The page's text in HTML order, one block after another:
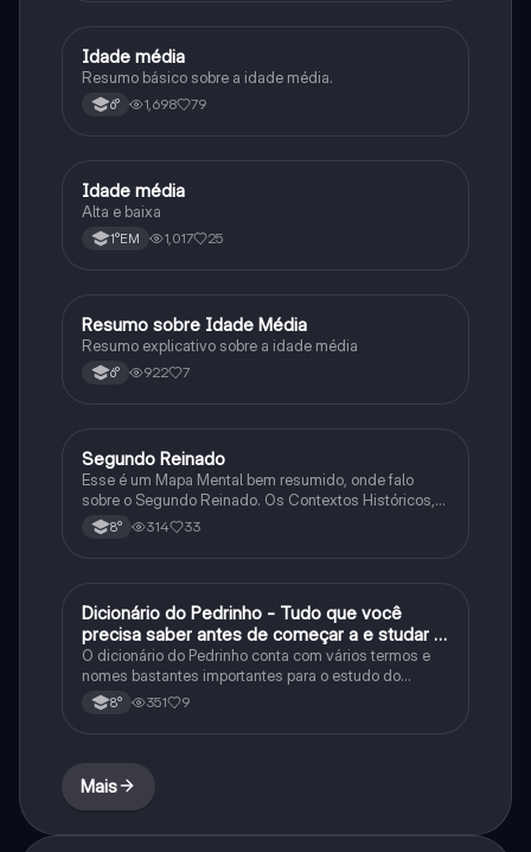
História
Idade média
Resumo básico sobre a idade média.
6° 1,698 79
História
Idade média
Alta e baixa
1°EM 1,017 25
História
Resumo sobre Idade Média
Resumo explicativo sobre a idade média
6° 922 7
História
Segundo Reinado
Esse é um Mapa Mental bem resumido, onde falo
sobre o Segundo Reinado. Os Contextos Históricos,
Monarquia, Aspectos Políticos, Economia, Sociedade,
Cultura, Conflitos e Crises e Proclamação da
8° 314 33
História
Dicionário do Pedrinho - Tudo que você
precisa saber antes de começar a e studar o
segundo reinado!
O dicionário do Pedrinho conta com vários termos e
nomes bastantes importantes para o estudo do
segundo reinado e muito mais.
8° 351 9
Mais